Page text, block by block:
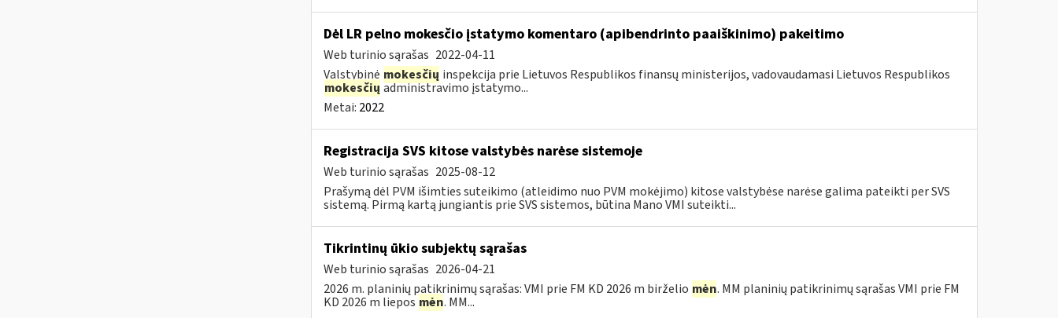
Dėl LR pelno mokesčio įstatymo komentaro (apibendrinto paaiškinimo) pakeitimo
Web turinio sąrašas 2022-04-11
Valstybinė mokesčių inspekcija prie Lietuvos Respublikos finansų ministerijos, vadovaudamasi Lietuvos Respublikos
mokesčių administravimo įstatymo...
Metai: 2022
Registracija SVS kitose valstybės narėse sistemoje
Web turinio sąrašas 2025-08-12
Prašymą dėl PVM išimties suteikimo (atleidimo nuo PVM mokėjimo) kitose valstybėse narėse galima pateikti per SVS
sistemą. Pirmą kartą jungiantis prie SVS sistemos, būtina Mano VMI suteikti...
Tikrintinų ūkio subjektų sąrašas
Web turinio sąrašas 2026-04-21
2026 m. planinių patikrinimų sąrašas: VMI prie FM KD 2026 m birželio mėn. MM planinių patikrinimų sąrašas VMI prie FM
KD 2026 m liepos mėn. MM...